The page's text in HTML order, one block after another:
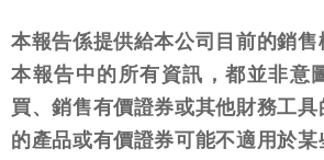
本報告係提供給本公司目前的銷售
本報告中的所有資訊，都並非意
買、銷售有價證券或其他財務工
的產品或有價證券可能不適用於某